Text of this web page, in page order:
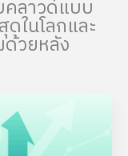
คลาวด์แบบ
ในโลกและ
ด้วยหลัง